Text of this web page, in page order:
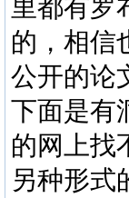
里都有罗
的，相信
公开的论
下面是有
的网上找
另种形式